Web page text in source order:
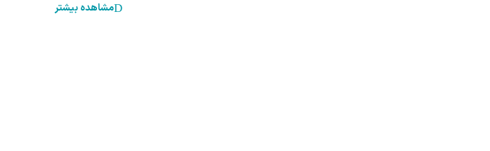
مشاهده بیشتر